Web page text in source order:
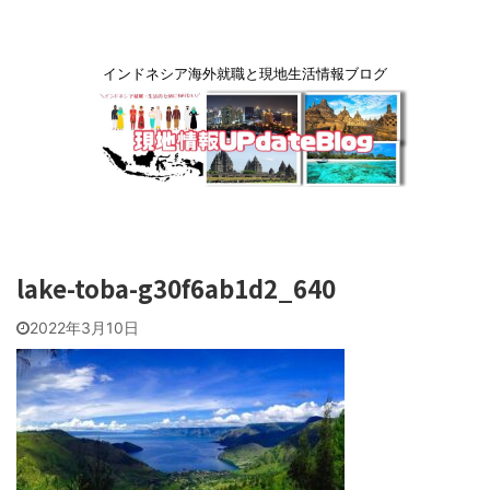
インドネシア海外就職と現地生活情報ブログ
lake-toba-g30f6ab1d2_640
2022年3月10日